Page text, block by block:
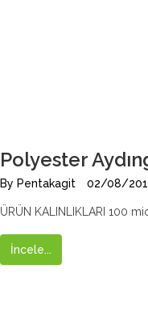
Polyester
By Pentakagit 02/08/
ÜRÜN KALINLIKLARI 100
İncele...